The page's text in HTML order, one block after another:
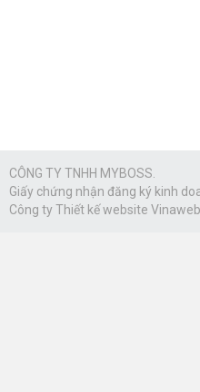
CÔNG TY TNHH MYBOSS.
Giấy chứng nhận đăng ký kinh
Công tyThiết kế website Vinaweb